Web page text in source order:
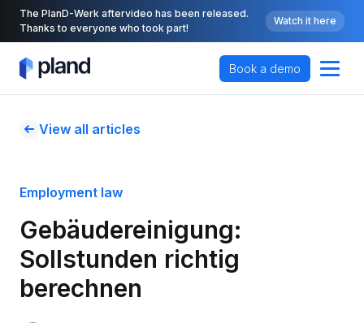
The PlanD-Werk aftervideo has been released.
Thanks to everyone who took part!
Watch it here
Book a demo
View all articles
Employment law
Gebäudereinigung:
Sollstunden richtig
berechnen